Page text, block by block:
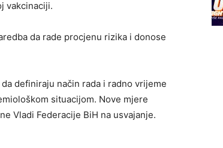
vakcinaciji.
da rade procjenu rizika i donose
definiraju način rada i radno vrijeme
situacijom. Nove mjere
Vladi Federacije BiH na usvajanje.